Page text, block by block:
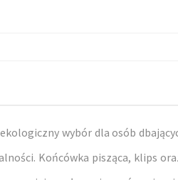
wybór dla osób
Końcówka pisząca, klips